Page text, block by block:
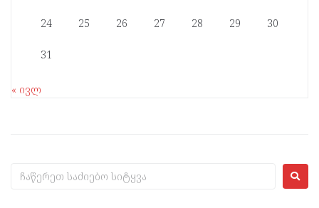
24 25 26 27 28 29 30
31
« ივლ